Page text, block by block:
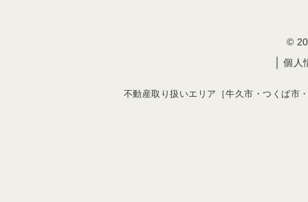
©
｜個人
不動産取り扱いエリア［牛久市・つくば市